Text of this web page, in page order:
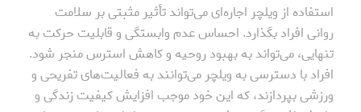
استفاده از ویلچر اجاره‌ای می‌تواند تأثیر مثبتی بر سلامت
روانی افراد بگذارد. احساس عدم وابستگی و قابلیت حرکت به
تنهایی، می‌تواند به بهبود روحیه و کاهش استرس منجر شود.
افراد با دسترسی به ویلچر می‌توانند به فعالیت‌های تفریحی و
ورزشی بپردازند، که این خود موجب افزایش کیفیت زندگی و